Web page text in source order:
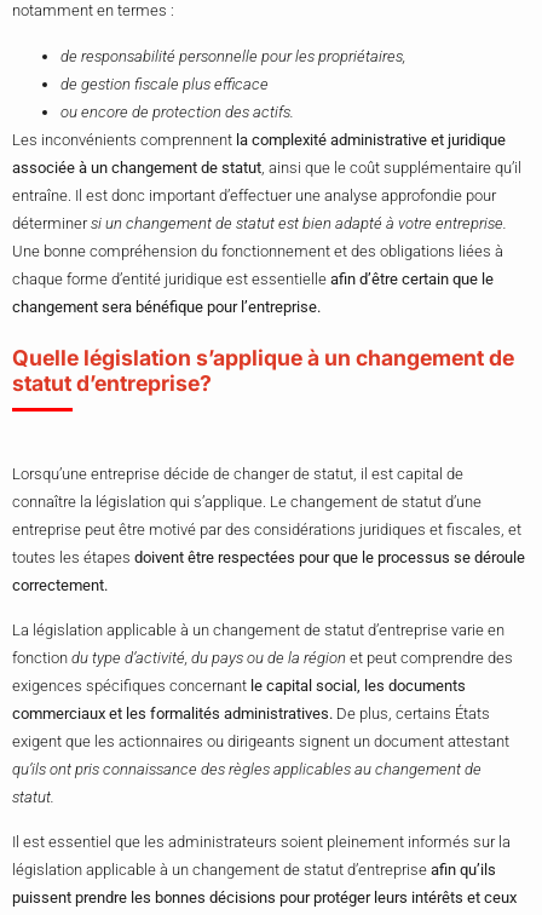
notamment en termes :
de responsabilité personnelle pour les propriétaires,
de gestion fiscale plus efficace
ou encore de protection des actifs.
Les inconvénients comprennent la complexité administrative et juridique
associée à un changement de statut , ainsi que le coût supplémentaire qu’il
entraîne. Il est donc important d’effectuer une analyse approfondie pour
déterminersi un changement de statut est bien adapté à votre entreprise.
Une bonne compréhension du fonctionnement et des obligations liées à
chaque forme d’entité juridique est essentielle afin d’être certain que le
changement sera bénéfique pour l’entreprise.
Quelle législation s’applique à un changement de
statut d’entreprise?
Lorsqu’une entreprise décide de changer de statut, il est capital de
connaître la législation qui s’applique. Le changement de statut d’une
entreprise peut être motivé par des considérations juridiques et fiscales, et
toutes les étapes doivent être respectées pour que le processus se déroule
correctement.
La législation applicable à un changement de statut d’entreprise varie en
fonction du type d’activité, du pays ou de la région et peut comprendre des
exigences spécifiques concernant le capital social, les documents
commerciaux et les formalités administratives. De plus, certains États
exigent que les actionnaires ou dirigeants signent un document attestant
qu’ils ont pris connaissance des règles applicables au changement de
statut.
Il est essentiel que les administrateurs soient pleinement informés sur la
législation applicable à un changement de statut d’entreprise afin qu’ils
puissent prendre les bonnes décisions pour protéger leurs intérêts et ceux